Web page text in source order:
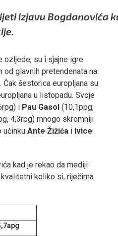
izjavu Bogdanovića
ozljede, su i sjajne igre
glavnih pretendenata na
šestorica europljana su
u listopadu. Svoje
i Pau Gasol (10,1ppg,
4,3rpg) mnogo skromniji
učinkuAnte Žižića i Ivice
kad je rekao da mediji
koliko si, riječima